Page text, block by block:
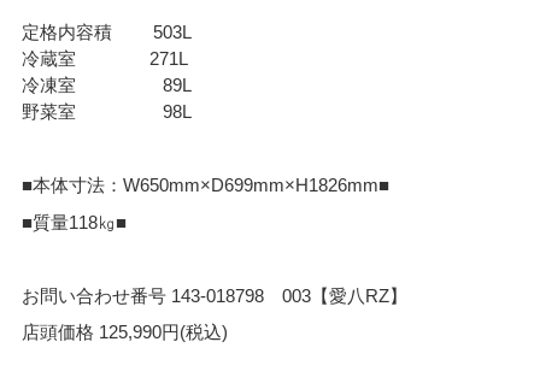
定格内容積 503L
冷蔵室 271L
冷凍室 89L
野菜室 98L
■本体寸法：W650mm×D699mm×H1826mm■
■質量118㎏■
お問い合わせ番号 143-018798 003【愛八RZ】
店頭価格 125,990円(税込)